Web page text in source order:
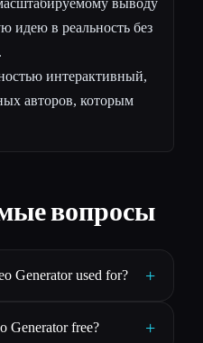
идею в реальность без
интерактивный,
авторов, которым
вопросы
Generator used for? +
Generator free? +